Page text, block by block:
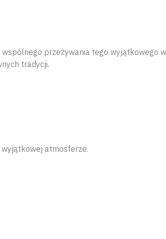
przeżywania tego wyjątkowego
tradycji.
atmosferze.